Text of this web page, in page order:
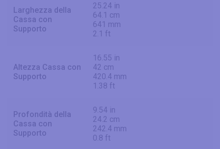
Larghezza della
Cassa con
Supporto
25.24 in
64.1 cm
641 mm
2.1 ft
Altezza Cassa con
Supporto
16.55 in
42 cm
420.4 mm
1.38 ft
Profondità della
Cassa con
Supporto
9.54 in
24.2 cm
242.4 mm
0.8 ft